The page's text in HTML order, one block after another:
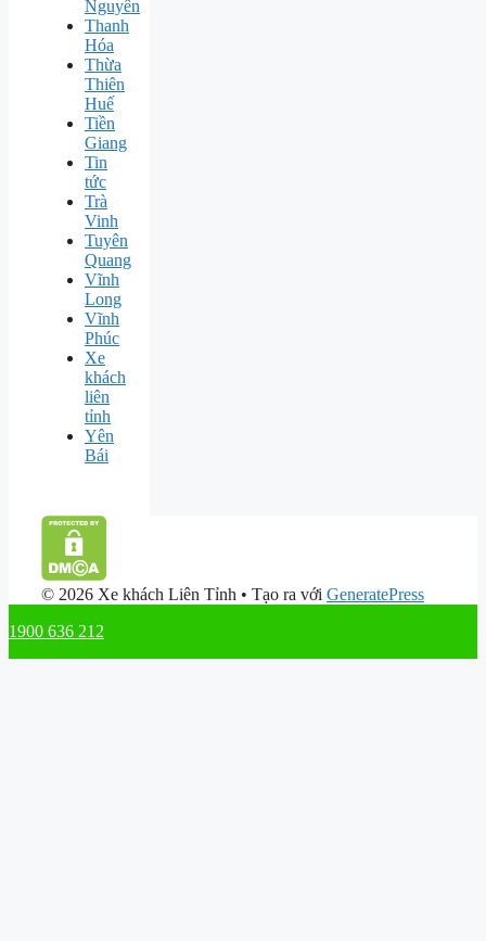
Nguyên
Thanh
Hóa
Thừa
Thiên
Huế
Tiền
Giang
Tin
tức
Trà
Vinh
Tuyên
Quang
Vĩnh
Long
Vĩnh
Phúc
Xe
khách
liên
tỉnh
Yên
Bái
© 2026 Xe khách Liên Tỉnh • Tạo ra với GeneratePress
1900 636 212